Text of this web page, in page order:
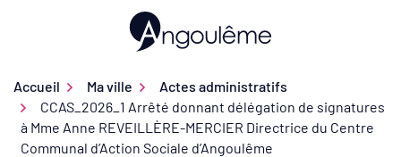
Ville d'Angoulême
Accueil Ma ville
Actes administratifs
CCAS_2026_1 Arrêté donnant délégation de signatures
à Mme Anne REVEILLÈRE-MERCIER Directrice du Centre
Communal d’Action Sociale d’Angoulême